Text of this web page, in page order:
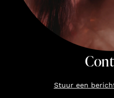
Stuur een